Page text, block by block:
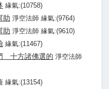
緣氣:(10758)
助 淨空法師 緣氣:(9764)
助 淨空法師 緣氣:(9610)
緣氣:(11467)
十方諸佛選的 淨空法師
緣氣:(13154)